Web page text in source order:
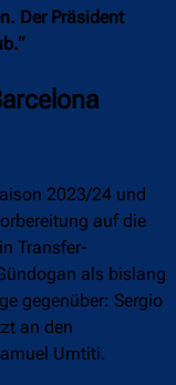
Der Präsident
2023/24 und
auf die
Transfer-
als bislang
gegenüber: Sergio
an den
Umtiti.